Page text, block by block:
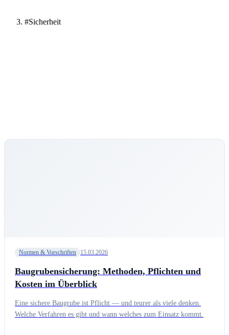
#Sicherheit
Normen & Vorschriften 15.03.2026
Baugrubensicherung: Methoden, Pflichten und
Kosten im Überblick
Eine sichere Baugrube ist Pflicht — und teurer als viele denken.
Welche Verfahren es gibt und wann welches zum Einsatz kommt.